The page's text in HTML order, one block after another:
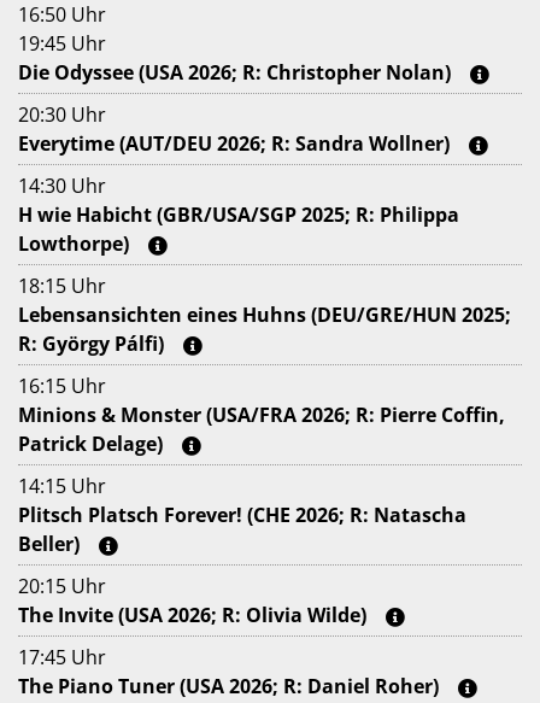
16:50 Uhr
19:45 Uhr
Die Odyssee (USA 2026; R: Christopher Nolan)
20:30 Uhr
Everytime (AUT/DEU 2026; R: Sandra Wollner)
14:30 Uhr
H wie Habicht (GBR/USA/SGP 2025; R: Philippa
Lowthorpe)
18:15 Uhr
Lebensansichten eines Huhns (DEU/GRE/HUN 2025;
R: György Pálfi)
16:15 Uhr
Minions & Monster (USA/FRA 2026; R: Pierre Coffin,
Patrick Delage)
14:15 Uhr
Plitsch Platsch Forever! (CHE 2026; R: Natascha
Beller)
20:15 Uhr
The Invite (USA 2026; R: Olivia Wilde)
17:45 Uhr
The Piano Tuner (USA 2026; R: Daniel Roher)